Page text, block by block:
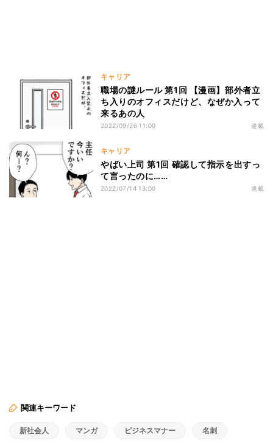
キャリア
職場の謎ルール 第1回 【漫画】部外者立
ち入りのオフィスだけど、なぜか入って
来るあの人
2022/09/26 11:00 連載
キャリア
やばい上司 第1回 確認して指示を出すっ
て言ったのに……
2022/07/14 13:00 連載
関連キーワード
新社会人 マンガ ビジネスマナー 名刺